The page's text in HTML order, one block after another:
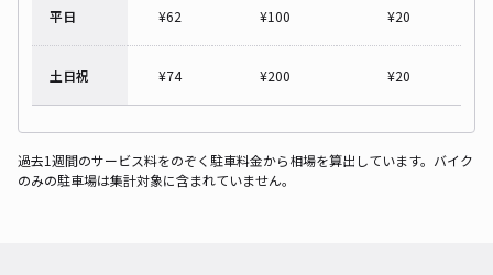
平日 ¥62 ¥100 ¥20
土日祝 ¥74 ¥200 ¥20
過去1週間のサービス料をのぞく駐車料金から相場を算出しています。バイク
のみの駐車場は集計対象に含まれていません。